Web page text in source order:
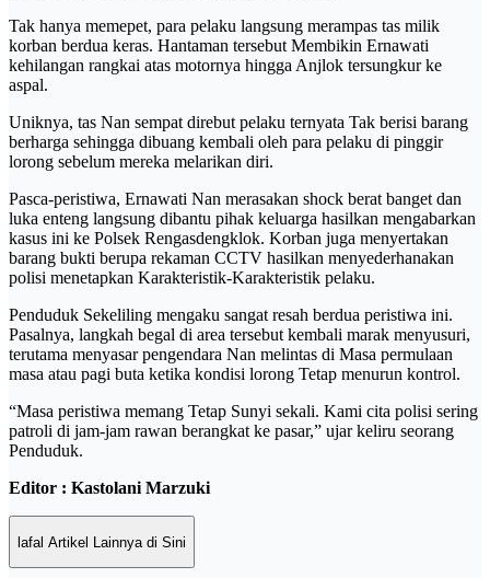
Tak hanya memepet, para pelaku langsung merampas tas milik
korban berdua keras. Hantaman tersebut Membikin Ernawati
kehilangan rangkai atas motornya hingga Anjlok tersungkur ke
aspal.
Uniknya, tas Nan sempat direbut pelaku ternyata Tak berisi barang
berharga sehingga dibuang kembali oleh para pelaku di pinggir
lorong sebelum mereka melarikan diri.
Pasca-peristiwa, Ernawati Nan merasakan shock berat banget dan
luka enteng langsung dibantu pihak keluarga hasilkan mengabarkan
kasus ini ke Polsek Rengasdengklok. Korban juga menyertakan
barang bukti berupa rekaman CCTV hasilkan menyederhanakan
polisi menetapkan Karakteristik-Karakteristik pelaku.
Penduduk Sekeliling mengaku sangat resah berdua peristiwa ini.
Pasalnya, langkah begal di area tersebut kembali marak menyusuri,
terutama menyasar pengendara Nan melintas di Masa permulaan
masa atau pagi buta ketika kondisi lorong Tetap menurun kontrol.
“Masa peristiwa memang Tetap Sunyi sekali. Kami cita polisi sering
patroli di jam-jam rawan berangkat ke pasar,” ujar keliru seorang
Penduduk.
Editor : Kastolani Marzuki
lafal Artikel Lainnya di Sini